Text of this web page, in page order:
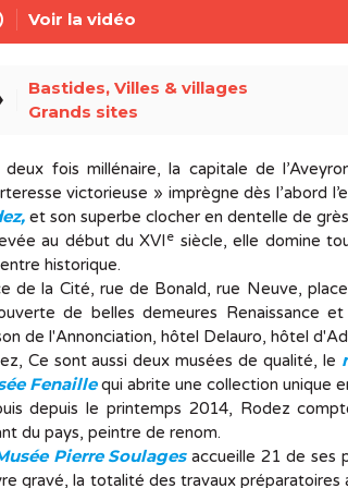
Voir la vidéo
Bastides, Villes & villages
Grands sites
deux fois millénaire, la capitale de
victorieuse » imprègne dès l’abord
et son superbe clocher en dentelle de
au début du XVI e siècle, elle domine
historique.
de la Cité, rue de Bonald, rue Neuve,
de belles demeures Renaissance
de l'Annonciation, hôtel Delauro, hôtel
Ce sont aussi deux musées de qualité, le
Fenaillequi abrite une collection unique
depuis le printemps 2014, Rodez
du pays, peintre de renom.
Pierre Soulagesaccueille 21 de ses
gravé, la totalité des travaux préparatoires